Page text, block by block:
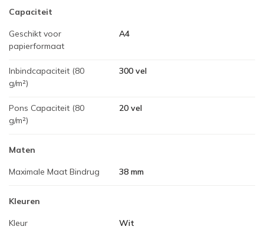
Capaciteit
Geschikt voor
papierformaat
A4
Inbindcapaciteit (80
g/m²)
300 vel
Pons Capaciteit (80
g/m²)
20 vel
Maten
Maximale Maat Bindrug 38 mm
Kleuren
Kleur Wit